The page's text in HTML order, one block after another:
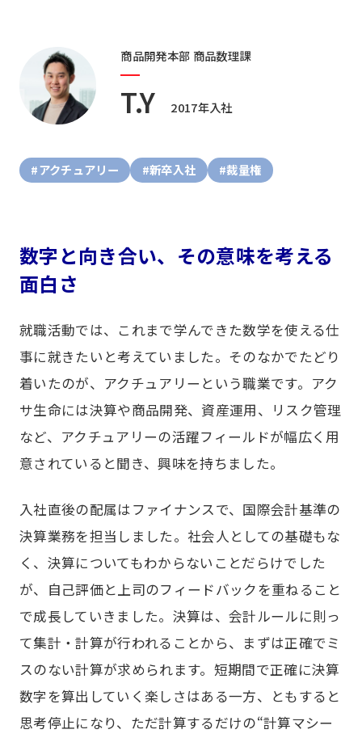
商品開発本部 商品数理課
T.Y 2017年入社
#アクチュアリー #新卒入社 #裁量権
数字と向き合い、その意味を考える
面白さ
就職活動では、これまで学んできた数学を使える仕
事に就きたいと考えていました。そのなかでたどり
着いたのが、アクチュアリーという職業です。アク
サ生命には決算や商品開発、資産運用、リスク管理
など、アクチュアリーの活躍フィールドが幅広く用
意されていると聞き、興味を持ちました。
入社直後の配属はファイナンスで、国際会計基準の
決算業務を担当しました。社会人としての基礎もな
く、決算についてもわからないことだらけでした
が、自己評価と上司のフィードバックを重ねること
で成長していきました。決算は、会計ルールに則っ
て集計・計算が行われることから、まずは正確でミ
スのない計算が求められます。短期間で正確に決算
数字を算出していく楽しさはある一方、ともすると
思考停止になり、ただ計算するだけの“計算マシー